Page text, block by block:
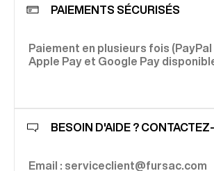
PAIEMENTS SÉCURISÉS
Paiement en plusieurs fois (PayPal
Apple Pay et Google Pay
BESOIN D'AIDE ?
Email : serviceclient@fursac.com